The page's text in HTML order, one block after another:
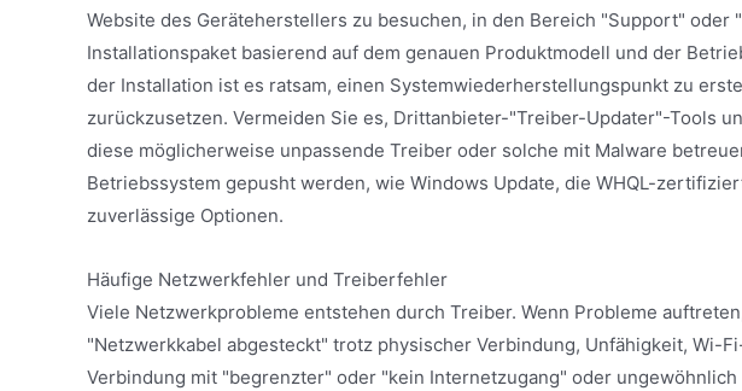
Website des Geräteherstellers zu besuchen, in den Bereich "Support" oder
Installationspaket basierend auf dem genauen Produktmodell und der
der Installation ist es ratsam, einen Systemwiederherstellungspunkt zu
zurückzusetzen. Vermeiden Sie es, Drittanbieter-"Treiber-Updater"-Tools
diese möglicherweise unpassende Treiber oder solche mit Malware
Betriebssystem gepusht werden, wie Windows Update, die WHQL-
zuverlässige Optionen.
Häufige Netzwerkfehler und Treiberfehler
Viele Netzwerkprobleme entstehen durch Treiber. Wenn Probleme
"Netzwerkkabel abgesteckt" trotz physischer Verbindung, Unfähigkeit, Wi-
Verbindung mit "begrenzter" oder "kein Internetzugang" oder